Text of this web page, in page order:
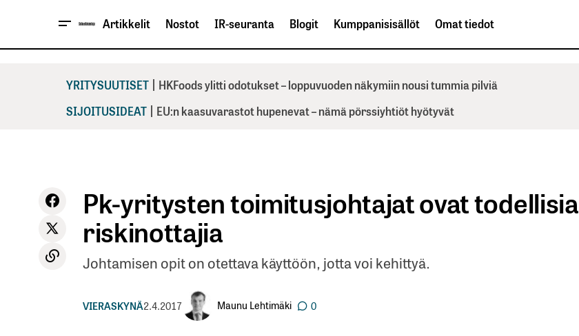
Artikkelit Nostot IR-seuranta Blogit Kumppanisisällöt Omat tiedot
YRITYSUUTISET | HKFoods ylitti odotukset – loppuvuoden näkymiin nousi tummia pilviä
SIJOITUSIDEAT | EU:n kaasuvarastot hupenevat – nämä pörssiyhtiöt hyötyvät
Pk-yritysten toimitusjohtajat ovat todellisia
riskinottajia
Johtamisen opit on otettava käyttöön, jotta voi kehittyä.
VIERASKYNÄ2.4.2017 Maunu Lehtimäki 0